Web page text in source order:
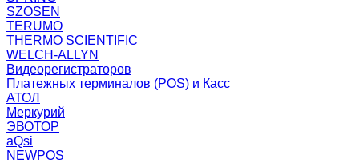
SZOSEN
TERUMO
THERMO SCIENTIFIC
WELCH-ALLYN
Видеорегистраторов
Платежных терминалов (POS) и Касс
АТОЛ
Меркурий
ЭВОТОР
aQsi
NEWPOS